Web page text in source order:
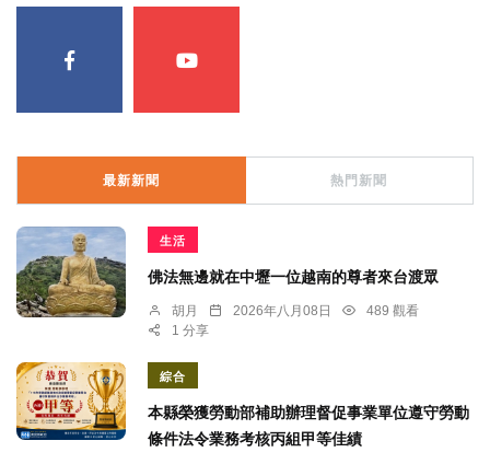
最新新聞 熱門新聞
生活
佛法無邊就在中壢一位越南的尊者來台渡眾
胡月 2026年八月08日
489 觀看
1 分享
綜合
本縣榮獲勞動部補助辦理督促事業單位遵守勞動
條件法令業務考核丙組甲等佳績